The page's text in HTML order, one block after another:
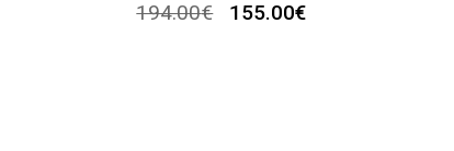
194.00€ 155.00€